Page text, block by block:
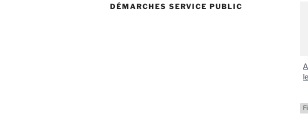
DÉMARCHES SERVICE PUBLIC